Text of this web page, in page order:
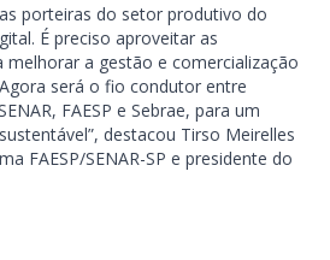
porteiras do setor produtivo do
É preciso aproveitar as
a gestão e comercialização
será o fio condutor entre
FAESP e Sebrae, para um
destacou Tirso Meirelles
FAESP/SENAR-SP e presidente do